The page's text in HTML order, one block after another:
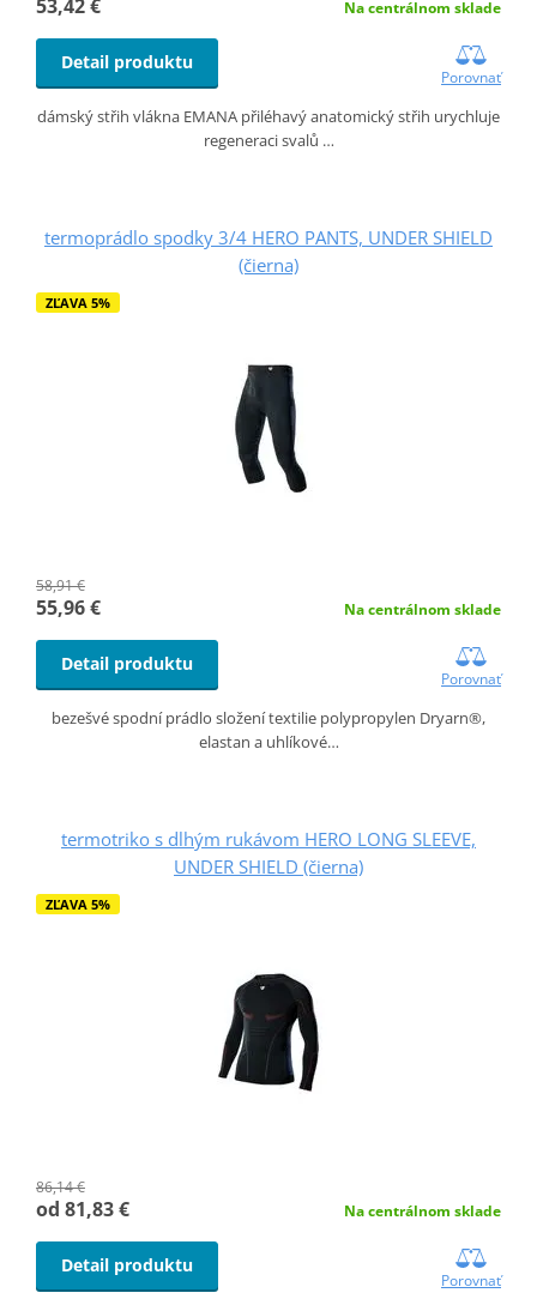
53,42 € Na centrálnom sklade
Detail produktu
Porovnať
dámský střih vlákna EMANA přiléhavý anatomický střih urychluje
regeneraci svalů …
termoprádlo spodky 3/4 HERO PANTS, UNDER SHIELD
(čierna)
ZĽAVA 5%
58,91 €
55,96 € Na centrálnom sklade
Detail produktu
Porovnať
bezešvé spodní prádlo složení textilie polypropylen Dryarn®,
elastan a uhlíkové…
termotriko s dlhým rukávom HERO LONG SLEEVE,
UNDER SHIELD (čierna)
ZĽAVA 5%
86,14 €
od 81,83 € Na centrálnom sklade
Detail produktu
Porovnať